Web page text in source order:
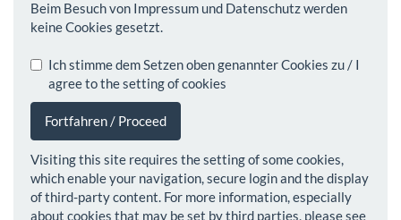
Beim Besuch von Impressum und Datenschutz werden
keine Cookies gesetzt.
Ich stimme dem Setzen oben genannter Cookies zu / I
agree to the setting of cookies
Fortfahren / Proceed
Visiting this site requires the setting of some cookies,
which enable your navigation, secure login and the display
of third-party content. For more information, especially
about cookies that may be set by third parties, please see